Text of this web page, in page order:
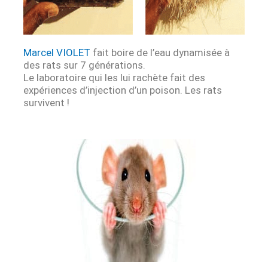
Marcel VIOLET fait boire de l’eau dynamisée à
des rats sur 7 générations.
Le laboratoire qui les lui rachète fait des
expériences d’injection d’un poison. Les rats
survivent !